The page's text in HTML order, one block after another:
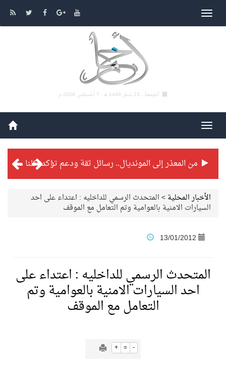
الجمعة , 23 صفر 1448 هـ , 7 أغسطس 2026 م
من المعذر إلى المونديال.. رسائل ثقة ودعم تؤكد: كلنا مع الأخضر
شراكة تطويرية مرتقبة بين التايكوندو السعودي والفرنسي
نادي النور يحقق المركز الأول في منافسات كرة السلة بالأولمبياد الخاص لدوم الرياضة للجميع
الأخبار المحلية>المتحدث الرسمي للداخليه : اعتداء على احد
السيارات الامنية بالعوامية وتم التعامل مع الموقف
13/01/2012
المتحدث الرسمي للداخليه : اعتداء على
احد السيارات الامنية بالعوامية وتم
التعامل مع الموقف
+ = -